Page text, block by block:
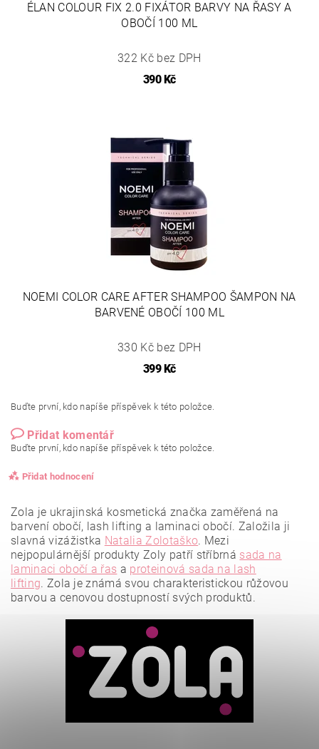
ÉLAN COLOUR FIX 2.0 FIXÁTOR BARVY NA ŘASY A
OBOČÍ 100 ML
322 Kč bez DPH
390 Kč
NOEMI COLOR CARE AFTER SHAMPOO ŠAMPON NA
BARVENÉ OBOČÍ 100 ML
330 Kč bez DPH
399 Kč
Buďte první, kdo napíše příspěvek k této položce.
Přidat komentář
Buďte první, kdo napíše příspěvek k této položce.
Přidat hodnocení
Vložením hodnocení souhlasíte sezásadami ochrany
Zola je ukrajinská kosmetická značka zaměřená na
barvení obočí, lash lifting a laminaci obočí. Založila ji
slavná vizážistka Natalia Zolotaško. Mezi
nejpopulárnější produkty Zoly patří stříbrná sada na
laminaci obočí a řas a proteinová sada na lash
lifting. Zola je známá svou charakteristickou růžovou
barvou a cenovou dostupností svých produktů.